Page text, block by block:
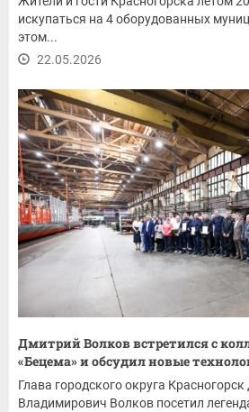
искупаться на 4 оборудованных
этом...
22.05.2026
Дмитрий Волков встретился с
«Бецема» и обсудил новые
Глава городского округа
Владимирович Волков посетил